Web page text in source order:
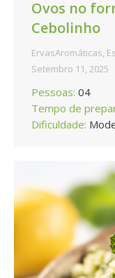
Ovos no
Cebolinho
ErvasAromáticas,
Setembro 11, 2025
Pessoas: 04
Tempo de
Dificuldade: